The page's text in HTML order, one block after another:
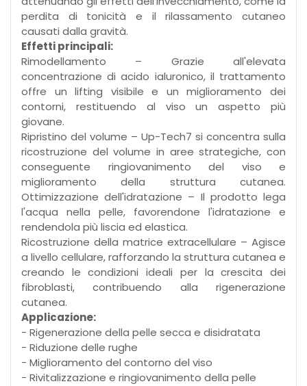
perdita di tonicità e il rilassamento cutaneo
causati dalla gravità.
Effetti principali:
Rimodellamento – Grazie all'elevata
concentrazione di acido ialuronico, il trattamento
offre un lifting visibile e un miglioramento dei
contorni, restituendo al viso un aspetto più
giovane.
Ripristino del volume – Up-Tech7 si concentra sulla
ricostruzione del volume in aree strategiche, con
conseguente ringiovanimento del viso e
miglioramento della struttura cutanea.
Ottimizzazione dell'idratazione – Il prodotto lega
l'acqua nella pelle, favorendone l'idratazione e
rendendola più liscia ed elastica.
Ricostruzione della matrice extracellulare – Agisce
a livello cellulare, rafforzando la struttura cutanea e
creando le condizioni ideali per la crescita dei
fibroblasti, contribuendo alla rigenerazione
cutanea.
Applicazione:
- Rigenerazione della pelle secca e disidratata
- Riduzione delle rughe
- Miglioramento del contorno del viso
- Rivitalizzazione e ringiovanimento della pelle